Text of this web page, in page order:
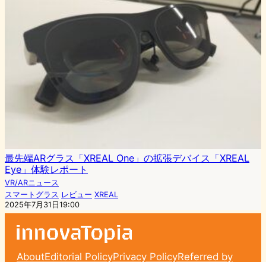
最先端ARグラス「XREAL One」の拡張デバイス「XREAL
Eye」体験レポート
VR/ARニュース
スマートグラス レビュー XREAL
2025年7月31日19:00
AboutEditorial PolicyPrivacy PolicyReferred by